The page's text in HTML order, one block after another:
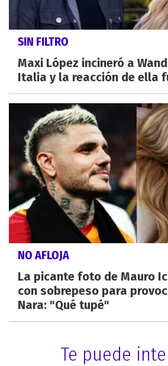
SIN FILTRO
Maxi López incineró a
Italia y la reacción de ella
NO AFLOJA
La picante foto de Mauro
con sobrepeso para
Nara: "Qué tupé"
Te puede